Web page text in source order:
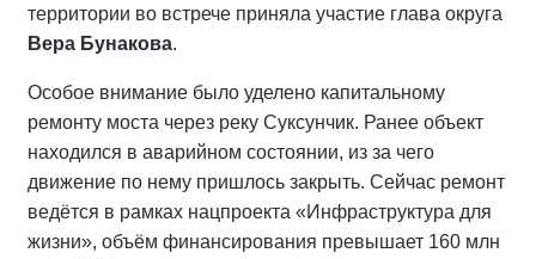
территории во встрече приняла участие глава округа
Вера Бунакова.
Особое внимание было уделено капитальному
ремонту моста через реку Суксунчик. Ранее объект
находился в аварийном состоянии, из за чего
движение по нему пришлось закрыть. Сейчас ремонт
ведётся в рамках нацпроекта «Инфраструктура для
жизни», объём финансирования превышает 160 млн